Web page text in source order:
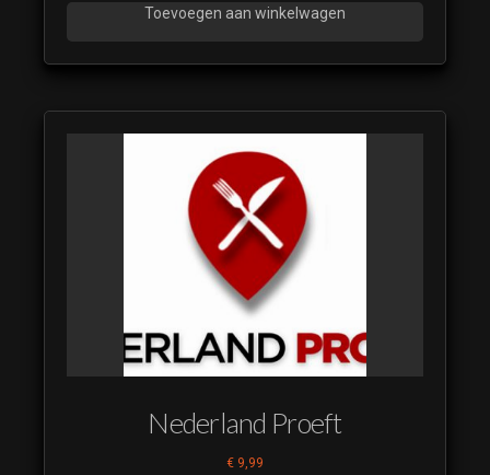
Toevoegen aan winkelwagen
Nederland Proeft
€ 9,99